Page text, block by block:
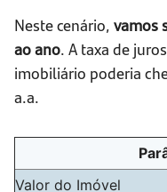
Neste cenário, vamos
ao ano. A taxa de
imobiliário poderia
a.a.
Valor do Imóvel